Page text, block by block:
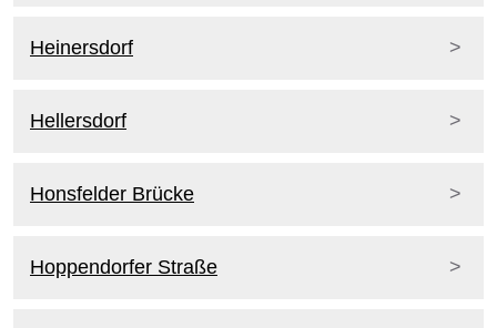
Heinersdorf
Hellersdorf
Honsfelder Brücke
Hoppendorfer Straße